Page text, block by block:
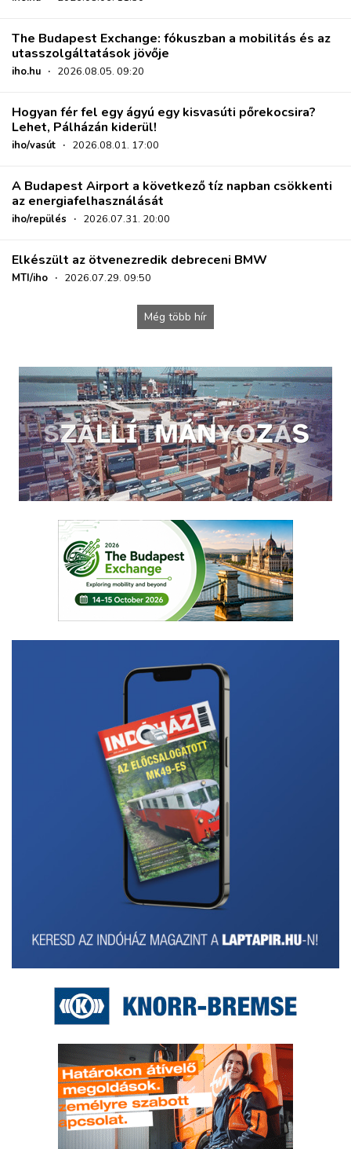
The Budapest Exchange: fókuszban a mobilitás és az
utasszolgáltatások jövője
iho.hu · 2026.08.05. 09:20
Hogyan fér fel egy ágyú egy kisvasúti pőrekocsira?
Lehet, Pálházán kiderül!
iho/vasút · 2026.08.01. 17:00
A Budapest Airport a következő tíz napban csökkenti
az energiafelhasználását
iho/repülés · 2026.07.31. 20:00
Elkészült az ötvenezredik debreceni BMW
MTI/iho · 2026.07.29. 09:50
Még több hír